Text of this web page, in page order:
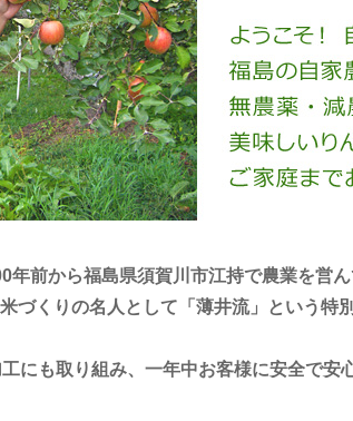
前から福島県須賀川市江持で農業を営ん
づくりの名人として「薄井流」という特
にも取り組み、一年中お客様に安全で